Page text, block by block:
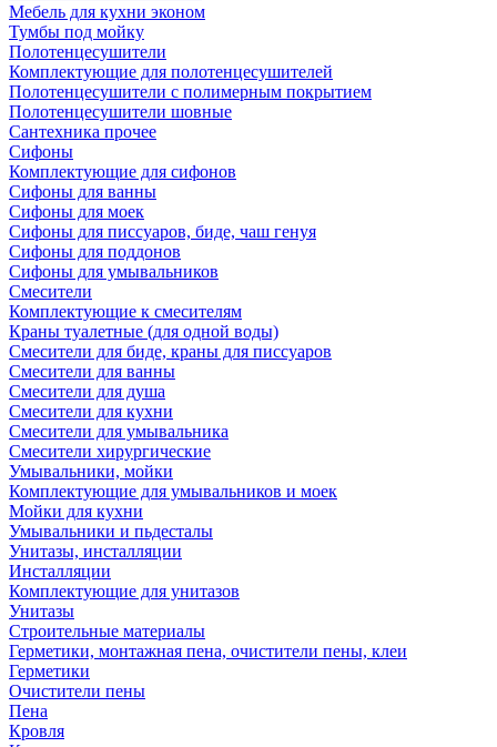
Мебель для кухни эконом
Тумбы под мойку
Полотенцесушители
Комплектующие для полотенцесушителей
Полотенцесушители с полимерным покрытием
Полотенцесушители шовные
Сантехника прочее
Сифоны
Комплектующие для сифонов
Сифоны для ванны
Сифоны для моек
Сифоны для писсуаров, биде, чаш генуя
Сифоны для поддонов
Сифоны для умывальников
Смесители
Комплектующие к смесителям
Краны туалетные (для одной воды)
Смесители для биде, краны для писсуаров
Смесители для ванны
Смесители для душа
Смесители для кухни
Смесители для умывальника
Смесители хирургические
Умывальники, мойки
Комплектующие для умывальников и моек
Мойки для кухни
Умывальники и пьдесталы
Унитазы, инсталляции
Инсталляции
Комплектующие для унитазов
Унитазы
Строительные материалы
Герметики, монтажная пена, очистители пены, клеи
Герметики
Очистители пены
Пена
Кровля